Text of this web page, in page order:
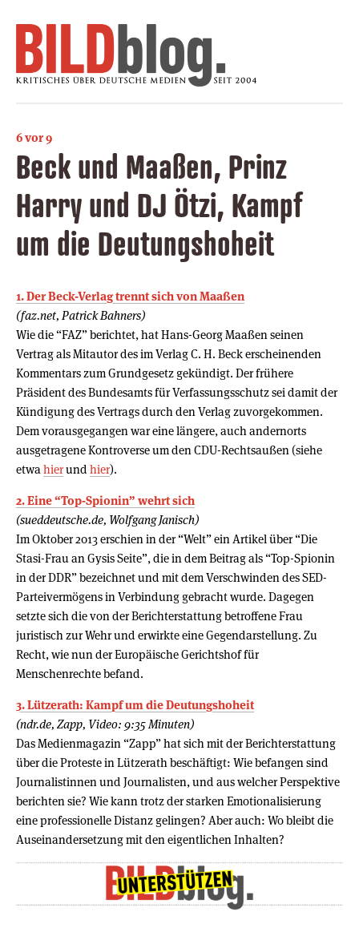
6 vor 9
Beck und Maaßen, Prinz
Harry und DJ Ötzi, Kampf
um die Deutungshoheit
1. Der Beck-Verlag trennt sich von Maaßen
(faz.net, Patrick Bahners)
Wie die “FAZ” berichtet, hat Hans-Georg Maaßen seinen
Vertrag als Mitautor des im Verlag C. H. Beck erscheinenden
Kommentars zum Grundgesetz gekündigt. Der frühere
Präsident des Bundesamts für Verfassungsschutz sei damit der
Kündigung des Vertrags durch den Verlag zuvorgekommen.
Dem vorausgegangen war eine längere, auch andernorts
ausgetragene Kontroverse um den CDU-Rechtsaußen (siehe
etwa hierund hier).
2. Eine “Top-Spionin” wehrt sich
(sueddeutsche.de, Wolfgang Janisch)
Im Oktober 2013 erschien in der “Welt” ein Artikel über “Die
Stasi-Frau an Gysis Seite”, die in dem Beitrag als “Top-Spionin
in der DDR” bezeichnet und mit dem Verschwinden des SED-
Parteivermögens in Verbindung gebracht wurde. Dagegen
setzte sich die von der Berichterstattung betroffene Frau
juristisch zur Wehr und erwirkte eine Gegendarstellung. Zu
Recht, wie nun der Europäische Gerichtshof für
Menschenrechte befand.
3. Lützerath: Kampf um die Deutungshoheit
(ndr.de, Zapp, Video: 9:35 Minuten)
Das Medienmagazin “Zapp” hat sich mit der Berichterstattung
über die Proteste in Lützerath beschäftigt: Wie befangen sind
Journalistinnen und Journalisten, und aus welcher Perspektive
berichten sie? Wie kann trotz der starken Emotionalisierung
eine professionelle Distanz gelingen? Aber auch: Wo bleibt die
Auseinandersetzung mit den eigentlichen Inhalten?